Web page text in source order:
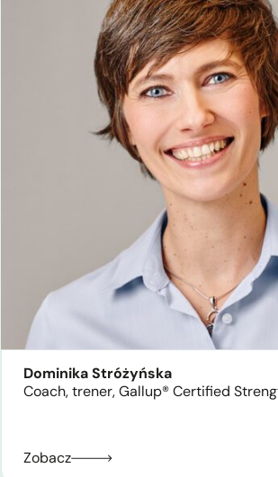
Dominika Stróżyńska
Coach, trener, Gallup® Certified
Zobacz